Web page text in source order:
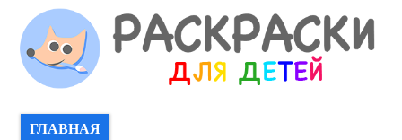
ГЛАВНАЯ